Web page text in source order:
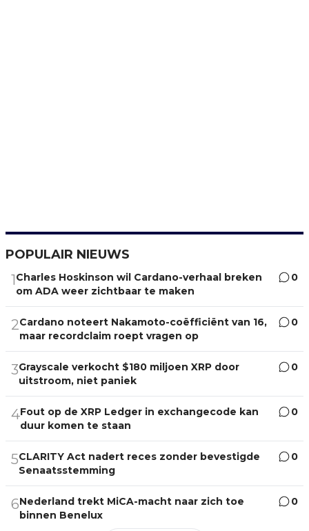
POPULAIR NIEUWS
1Charles Hoskinson wil Cardano-verhaal breken
om ADA weer zichtbaar te maken
0
2Cardano noteert Nakamoto-coëfficiënt van 16,
maar recordclaim roept vragen op
0
3Grayscale verkocht $180 miljoen XRP door
uitstroom, niet paniek
0
4Fout op de XRP Ledger in exchangecode kan
duur komen te staan
0
5CLARITY Act nadert reces zonder bevestigde
Senaatsstemming
0
6Nederland trekt MiCA-macht naar zich toe
binnen Benelux
0